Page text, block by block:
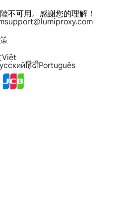
不可用。感謝您的理解！
support@lumiproxy.com
Việt
हिंदीPortuguês